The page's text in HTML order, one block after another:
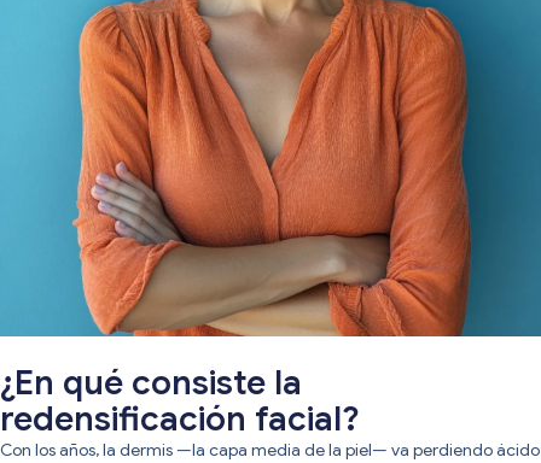
¿En qué consiste la
redensificación facial?
Con los años, la dermis —la capa media de la piel— va perdiendo ácido